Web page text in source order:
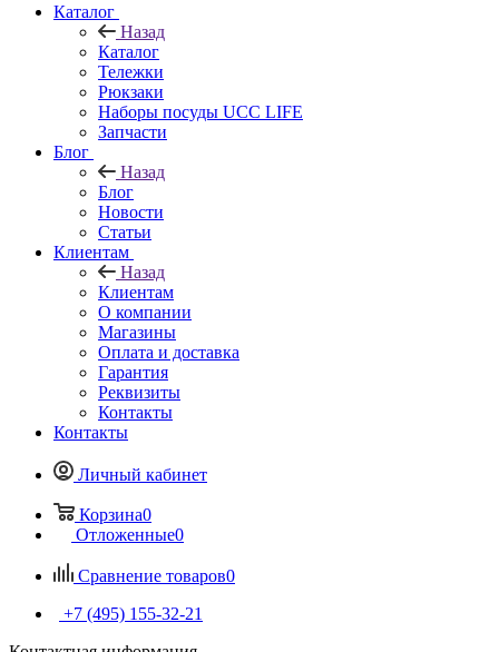
Каталог
Назад
Каталог
Тележки
Рюкзаки
Наборы посуды UCC LIFE
Запчасти
Блог
Назад
Блог
Новости
Статьи
Клиентам
Назад
Клиентам
О компании
Магазины
Оплата и доставка
Гарантия
Реквизиты
Контакты
Контакты
Личный кабинет
Корзина0
Отложенные0
Сравнение товаров0
+7 (495) 155-32-21